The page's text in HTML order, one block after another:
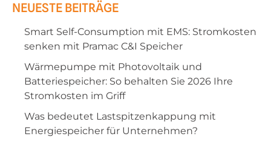
NEUESTE BEITRÄGE
Smart Self-Consumption mit EMS: Stromkosten
senken mit Pramac C&I Speicher
Wärmepumpe mit Photovoltaik und
Batteriespeicher: So behalten Sie 2026 Ihre
Stromkosten im Griff
Was bedeutet Lastspitzenkappung mit
Energiespeicher für Unternehmen?